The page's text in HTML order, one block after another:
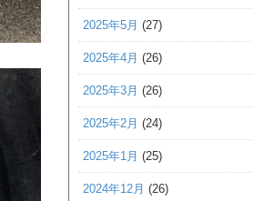
2025年5月 (27)
2025年4月 (26)
2025年3月 (26)
2025年2月 (24)
2025年1月 (25)
2024年12月 (26)